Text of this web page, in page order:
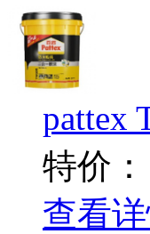
pattex
特价：
查看